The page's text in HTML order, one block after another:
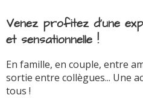
Venez profitez d'une
et sensationnelle !
En famille, en couple, entre
sortie entre collègues... Une
tous !